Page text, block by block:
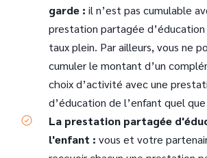
garde : il n’est pas cumulable
prestation partagée
taux plein. Par ailleurs, vous ne
cumuler le montant d’un
choix d’activité avec une
d’éducation de l’enfant quel
La prestation partagée
l'enfant : vous et votre